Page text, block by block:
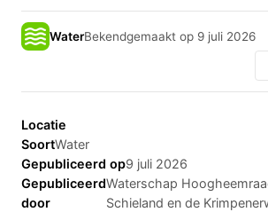
WaterBekendgemaakt op 9 juli 2026
Locatie
SoortWater
Gepubliceerd op9 juli 2026
Gepubliceerd
door
Waterschap
Schieland en de